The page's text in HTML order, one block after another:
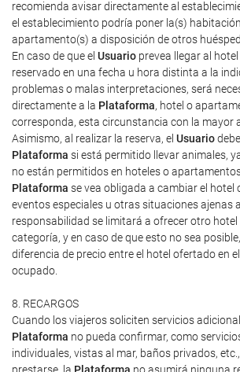
recomienda avisar directamente al
el establecimiento podría poner la(s)
apartamento(s) a disposición de otros
En caso de que el Usuario prevea llegar al
reservado en una fecha u hora distinta a la
problemas o malas interpretaciones, será
directamente a la Plataforma, hotel o
corresponda, esta circunstancia con la mayor
Asimismo, al realizar la reserva, el Usuario
Plataforma si está permitido llevar animales,
no están permitidos en hoteles o
Plataforma se vea obligada a cambiar el hotel
eventos especiales u otras situaciones ajenas
responsabilidad se limitará a ofrecer otro
categoría, y en caso de que esto no sea
diferencia de precio entre el hotel ofertado en
ocupado.
8. RECARGOS
Cuando los viajeros soliciten servicios
Plataforma no pueda confirmar, como
individuales, vistas al mar, baños privados,